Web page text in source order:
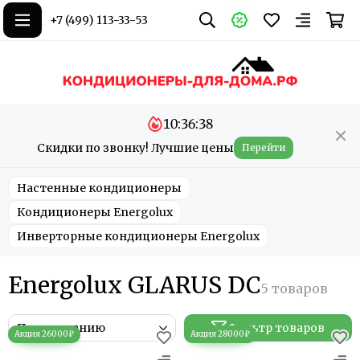
+7 (499) 113-33-53
Скидки по звонку! Лучшие цены
10:36:38
Перейти
Настенные кондиционеры
Кондиционеры Energolux
Инверторные кондиционеры Energolux
Energolux GLARUS DC
Фильтр товаров